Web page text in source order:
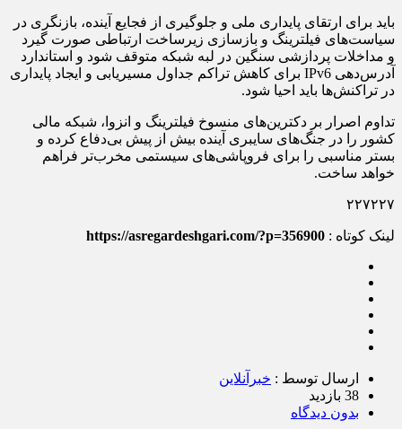
باید برای ارتقای پایداری ملی و جلوگیری از فجایع آینده، بازنگری در
سیاست‌های فیلترینگ و بازسازی زیرساخت ارتباطی صورت گیرد
و مداخلات پردازشی سنگین در لبه شبکه متوقف شود و استاندارد
آدرس‌دهی IPv6 برای کاهش تراکم جداول مسیریابی و ایجاد پایداری
در تراکنش‌ها باید احیا شود.
تداوم اصرار بر دکترین‌های منسوخ فیلترینگ و انزوا، شبکه مالی
کشور را در جنگ‌های سایبری آینده بیش از پیش بی‌دفاع کرده و
بستر مناسبی را برای فروپاشی‌های سیستمی مخرب‌تر فراهم
خواهد ساخت.
۲۲۷۲۲۷
لینک کوتاه : https://asregardeshgari.com/?p=356900
ارسال توسط : خبرآنلاین
38 بازدید
بدون دیدگاه